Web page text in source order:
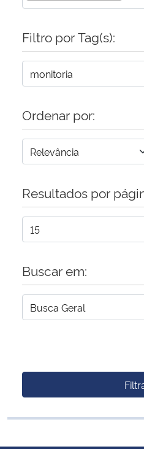
Filtro por Tag(s):
Ordenar por:
Resultados por
Buscar em: